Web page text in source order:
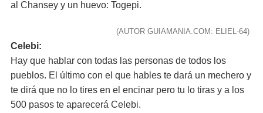
al Chansey y un huevo: Togepi.
(AUTOR GUIAMANIA.COM: ELIEL-64)
Celebi:
Hay que hablar con todas las personas de todos los
pueblos. El último con el que hables te dará un mechero y
te dirá que no lo tires en el encinar pero tu lo tiras y a los
500 pasos te aparecerá Celebi.